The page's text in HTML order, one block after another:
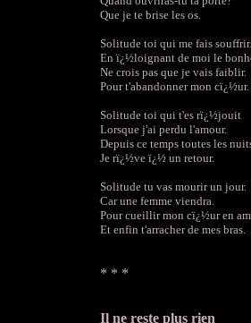
Que je te brise les os.
Solitude toi qui me fais souffrir.
En ï¿½loignant de moi le
Ne crois pas que je vais faiblir.
Pour t'abandonner mon cï¿½ur.
Solitude toi qui t'es rï¿½jouit
Lorsque j'ai perdu l'amour.
Depuis ce temps toutes les
Je rï¿½ve ï¿½ un retour.
Solitude tu vas mourir un jour.
Car une femme viendra.
Pour cueillir mon cï¿½ur en
Et enfin t'arracher de mes bras.
* * *
Il ne reste plus rien